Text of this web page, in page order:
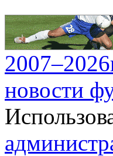
новости